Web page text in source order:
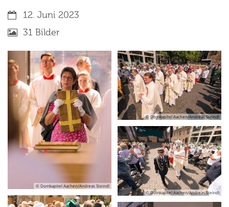
Datum:12. Juni 2023
31 Bilder
© Domkapitel Aachen/Andreas Steindl
© Domkapitel Aachen/Andreas Steindl
© Domkapitel Aachen/Andreas Steindl